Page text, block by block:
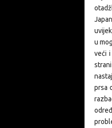
u
veći
prsa